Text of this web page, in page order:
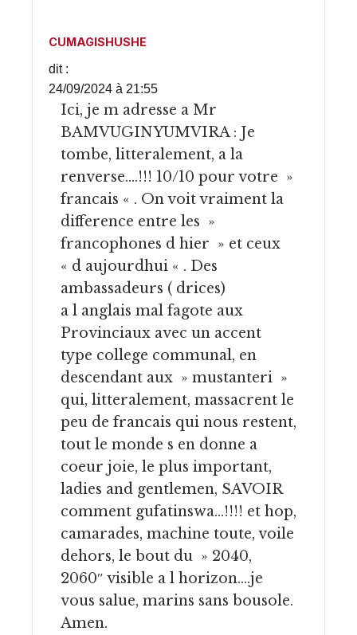
CUMAGISHUSHE
dit :
24/09/2024 à 21:55
Ici, je m adresse a Mr
BAMVUGINYUMVIRA : Je
tombe, litteralement, a la
renverse….!!! 10/10 pour votre »
francais « . On voit vraiment la
difference entre les »
francophones d hier » et ceux
« d aujourdhui « . Des
ambassadeurs ( drices)
a l anglais mal fagote aux
Provinciaux avec un accent
type college communal, en
descendant aux » mustanteri »
qui, litteralement, massacrent le
peu de francais qui nous restent,
tout le monde s en donne a
coeur joie, le plus important,
ladies and gentlemen, SAVOIR
comment gufatinswa…!!!! et hop,
camarades, machine toute, voile
dehors, le bout du » 2040,
2060″ visible a l horizon….je
vous salue, marins sans bousole.
Amen.